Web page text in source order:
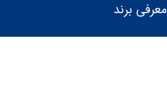
معرفی برند